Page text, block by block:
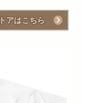
アはこちら